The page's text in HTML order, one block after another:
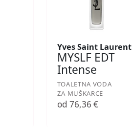
Yves Saint Laurent
MYSLF EDT
Intense
TOALETNA VODA
ZA MUŠKARCE
od 76,36 €